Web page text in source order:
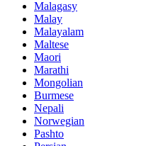
Malagasy
Malay
Malayalam
Maltese
Maori
Marathi
Mongolian
Burmese
Nepali
Norwegian
Pashto